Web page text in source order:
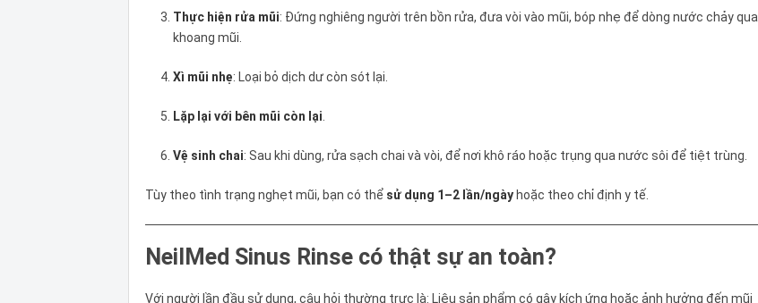
Thực hiện rửa mũi: Đứng nghiêng người trên bồn rửa, đưa vòi vào mũi, bóp nhẹ để dòng nước chảy qua
khoang mũi.
Xì mũi nhẹ: Loại bỏ dịch dư còn sót lại.
Lặp lại với bên mũi còn lại
Vệ sinh chai: Sau khi dùng, rửa sạch chai và vòi, để nơi khô ráo hoặc trụng qua nước sôi để tiệt trùng.
Tùy theo tình trạng nghẹt mũi, bạn có thể sử dụng 1–2 lần/ngày hoặc theo chỉ định y tế.
NeilMed Sinus Rinse có thật sự an toàn?
Với người lần đầu sử dụng, câu hỏi thường trực là: Liệu sản phẩm có gây kích ứng hoặc ảnh hưởng đến mũi